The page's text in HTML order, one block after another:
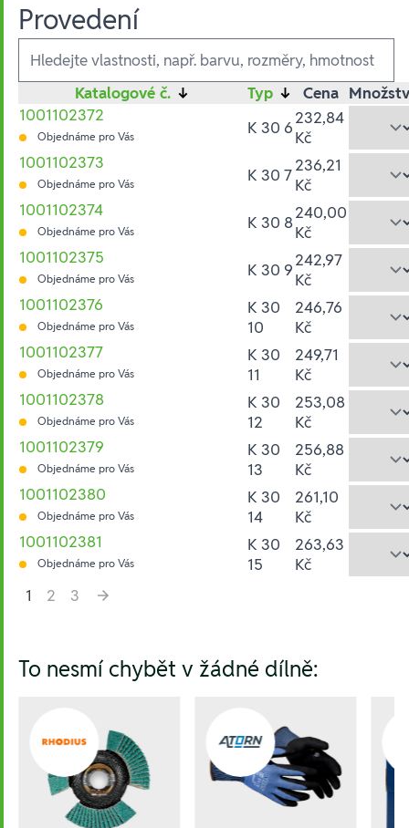
Provedení
Ausführungen
Katalogové č. ↓ Typ ↓ Cena
1001102372
Objednáme pro Vás K 30 6232,84
Kč
1001102373
Objednáme pro Vás K 30 7236,21
Kč
1001102374
Objednáme pro Vás K 30 8240,00
Kč
1001102375
Objednáme pro Vás K 30 9242,97
Kč
1001102376
Objednáme pro Vás
K 30
10
246,76
Kč
1001102377
Objednáme pro Vás
K 30
11
249,71
Kč
1001102378
Objednáme pro Vás
K 30
12
253,08
Kč
1001102379
Objednáme pro Vás
K 30
13
256,88
Kč
1001102380
Objednáme pro Vás
K 30
14
261,10
Kč
1001102381
Objednáme pro Vás
K 30
15
263,63
Kč
1
2
3
To nesmí chybět v žádné dílně: